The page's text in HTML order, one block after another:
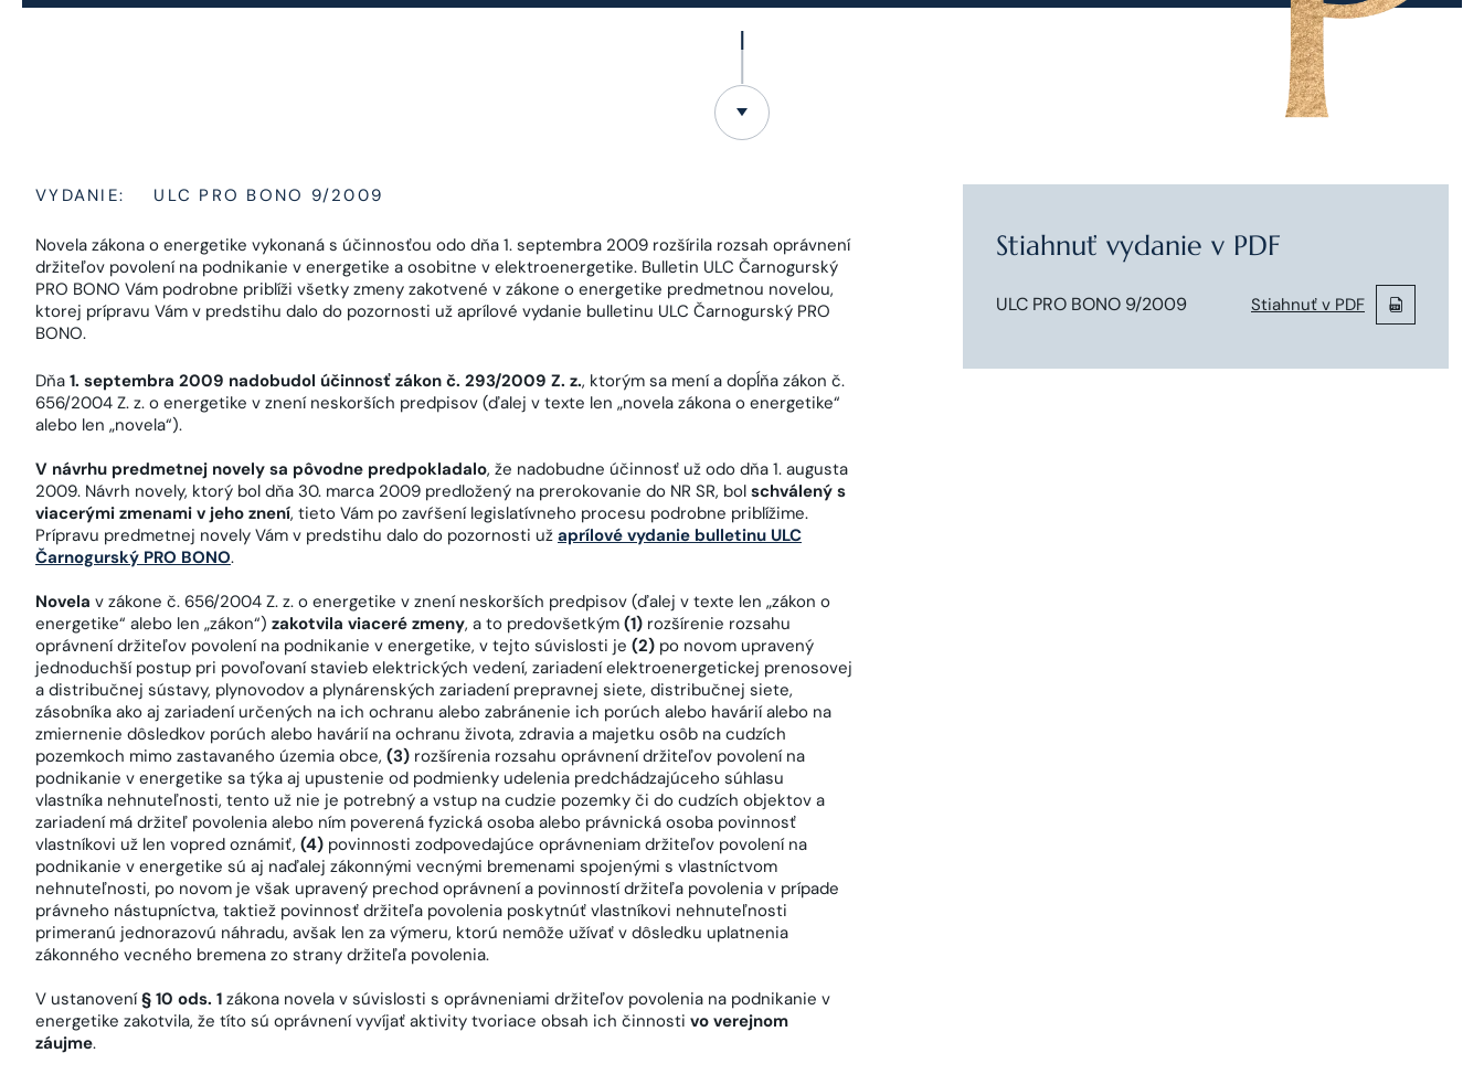
VYDANIE: ULC PRO BONO 9/2009
Novela zákona o energetike vykonaná s účinnosťou odo dňa 1. septembra 2009 rozšírila rozsah oprávnení
držiteľov povolení na podnikanie v energetike a osobitne v elektroenergetike. Bulletin ULC Čarnogurský
PRO BONO Vám podrobne priblíži všetky zmeny zakotvené v zákone o energetike predmetnou novelou,
ktorej prípravu Vám v predstihu dalo do pozornosti už aprílové vydanie bulletinu ULC Čarnogurský PRO
BONO.
Dňa 1. septembra 2009 nadobudol účinnosť zákon č. 293/2009 Z. z., ktorým sa mení a dopĺňa zákon č.
656/2004 Z. z. o energetike v znení neskorších predpisov (ďalej v texte len „novela zákona o energetike“
alebo len „novela“).
V návrhu predmetnej novely sa pôvodne predpokladalo, že nadobudne účinnosť už odo dňa 1. augusta
2009. Návrh novely, ktorý bol dňa 30. marca 2009 predložený na prerokovanie do NR SR, bol schválený s
viacerými zmenami v jeho znení, tieto Vám po zavŕšení legislatívneho procesu podrobne priblížime.
Prípravu predmetnej novely Vám v predstihu dalo do pozornosti už aprílové vydanie bulletinu ULC
Čarnogurský PRO BONO.
Novela v zákone č. 656/2004 Z. z. o energetike v znení neskorších predpisov (ďalej v texte len „zákon o
energetike“ alebo len „zákon“) zakotvila viaceré zmeny, a to predovšetkým (1) rozšírenie rozsahu
oprávnení držiteľov povolení na podnikanie v energetike, v tejto súvislosti je (2) po novom upravený
jednoduchší postup pri povoľovaní stavieb elektrických vedení, zariadení elektroenergetickej prenosovej
a distribučnej sústavy, plynovodov a plynárenských zariadení prepravnej siete, distribučnej siete,
zásobníka ako aj zariadení určených na ich ochranu alebo zabránenie ich porúch alebo havárií alebo na
zmiernenie dôsledkov porúch alebo havárií na ochranu života, zdravia a majetku osôb na cudzích
pozemkoch mimo zastavaného územia obce, (3) rozšírenia rozsahu oprávnení držiteľov povolení na
podnikanie v energetike sa týka aj upustenie od podmienky udelenia predchádzajúceho súhlasu
vlastníka nehnuteľnosti, tento už nie je potrebný a vstup na cudzie pozemky či do cudzích objektov a
zariadení má držiteľ povolenia alebo ním poverená fyzická osoba alebo právnická osoba povinnosť
vlastníkovi už len vopred oznámiť, (4) povinnosti zodpovedajúce oprávneniam držiteľov povolení na
podnikanie v energetike sú aj naďalej zákonnými vecnými bremenami spojenými s vlastníctvom
nehnuteľnosti, po novom je však upravený prechod oprávnení a povinností držiteľa povolenia v prípade
právneho nástupníctva, taktiež povinnosť držiteľa povolenia poskytnúť vlastníkovi nehnuteľnosti
primeranú jednorazovú náhradu, avšak len za výmeru, ktorú nemôže užívať v dôsledku uplatnenia
zákonného vecného bremena zo strany držiteľa povolenia.
V ustanovení§ 10 ods. 1 zákona novela v súvislosti s oprávneniami držiteľov povolenia na podnikanie v
energetike zakotvila, že títo sú oprávnení vyvíjať aktivity tvoriace obsah ich činnosti vo verejnom
záujme.
Stiahnuť vydanie v PDF
ULC PRO BONO 9/2009 Stiahnuť v PDF